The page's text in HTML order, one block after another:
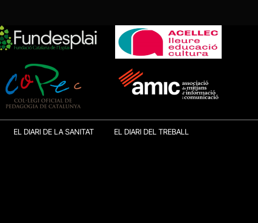
EL DIARI DE LA SANITAT EL DIARI DEL TREBALL